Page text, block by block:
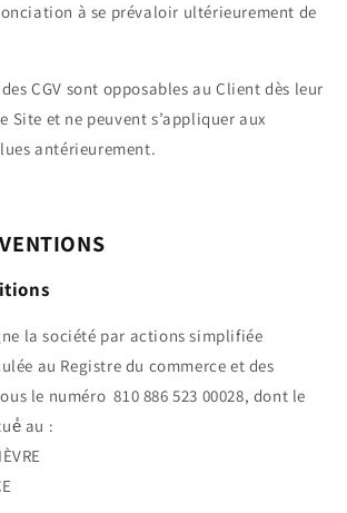
à se prévaloir ultérieurement de
CGV sont opposables au Client dès leur
Site et ne peuvent s’appliquer aux
antérieurement.
la société par actions simplifiée
au Registre du commerce et des
le numéro 810 886 523 00028, dont le
au :